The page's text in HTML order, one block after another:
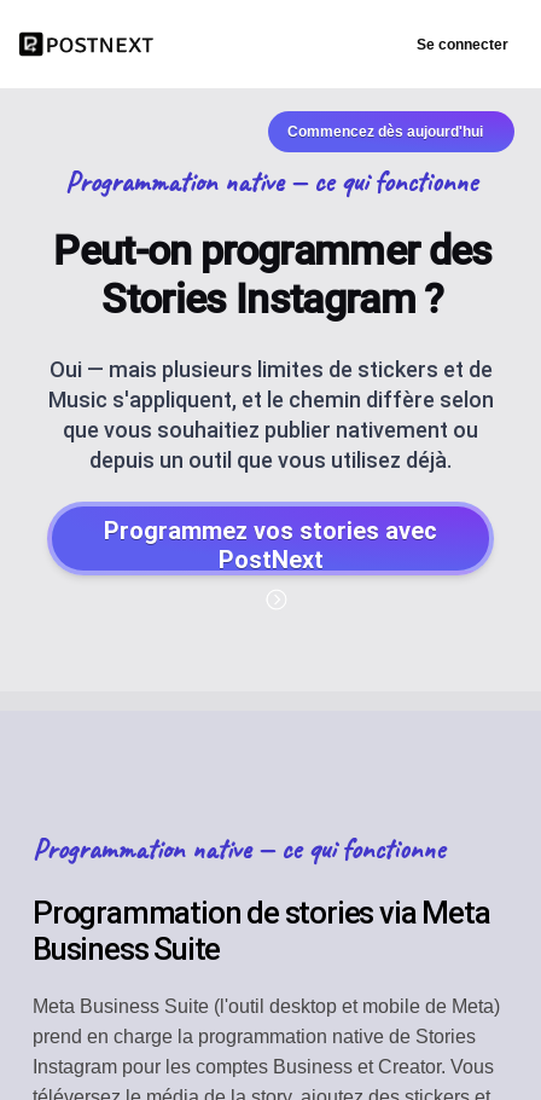
Se connecter
Commencez dès aujourd'hui
Programmation native — ce qui fonctionne
Peut-on programmer des
Stories Instagram ?
Oui — mais plusieurs limites de stickers et de
Music s'appliquent, et le chemin diffère selon
que vous souhaitiez publier nativement ou
depuis un outil que vous utilisez déjà.
Programmez vos stories avec
PostNext
Programmation native — ce qui fonctionne
Programmation de stories via Meta
Business Suite
Meta Business Suite (l'outil desktop et mobile de Meta)
prend en charge la programmation native de Stories
Instagram pour les comptes Business et Creator. Vous